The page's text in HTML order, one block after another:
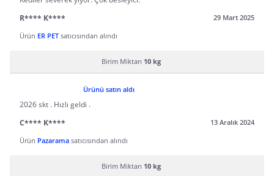
R**** K****
29 Mart 2025
Ürün ER PET satıcısından alındı
Birim Miktarı 10 kg
Ürünü satın aldı
2026 skt . Hızlı geldi .
C**** K****
13 Aralık 2024
Ürün Pazarama satıcısından alındı
Birim Miktarı 10 kg